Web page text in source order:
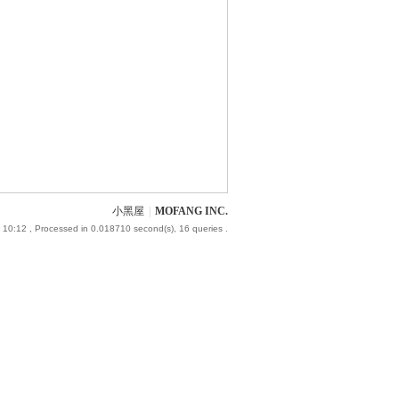
小黑屋 MOFANG INC.
10:12 , Processed in 0.018710 second(s), 16 queries .